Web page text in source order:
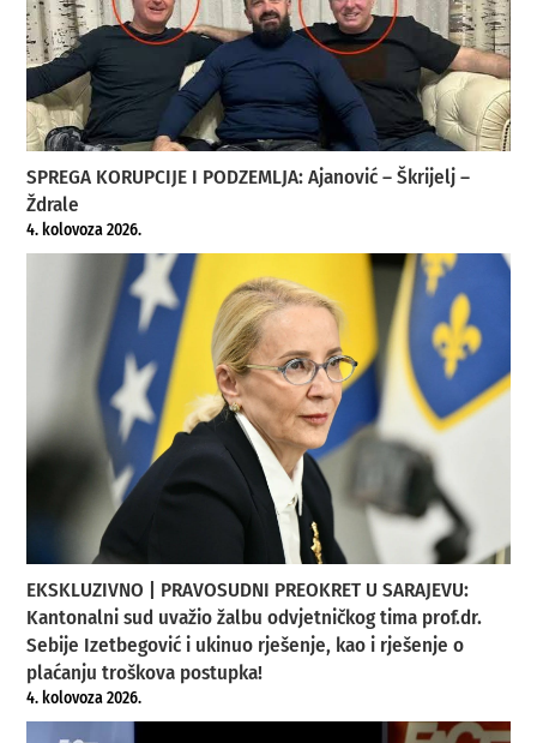
SPREGA KORUPCIJE I PODZEMLJA: Ajanović – Škrijelj –
Ždrale
4. kolovoza 2026.
EKSKLUZIVNO | PRAVOSUDNI PREOKRET U SARAJEVU:
Kantonalni sud uvažio žalbu odvjetničkog tima prof.dr.
Sebije Izetbegović i ukinuo rješenje, kao i rješenje o
plaćanju troškova postupka!
4. kolovoza 2026.